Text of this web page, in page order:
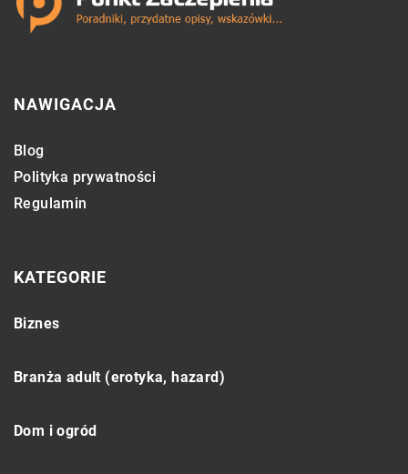
NAWIGACJA
Blog
Polityka prywatności
Regulamin
KATEGORIE
Biznes
Branża adult (erotyka, hazard)
Dom i ogród